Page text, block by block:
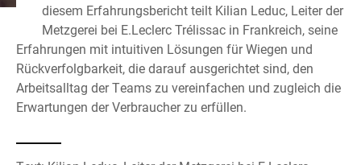
diesem Erfahrungsbericht teilt Kilian Leduc, Leiter der
Metzgerei bei E.Leclerc Trélissac in Frankreich, seine
Erfahrungen mit intuitiven Lösungen für Wiegen und
Rückverfolgbarkeit, die darauf ausgerichtet sind, den
Arbeitsalltag der Teams zu vereinfachen und zugleich die
Erwartungen der Verbraucher zu erfüllen.